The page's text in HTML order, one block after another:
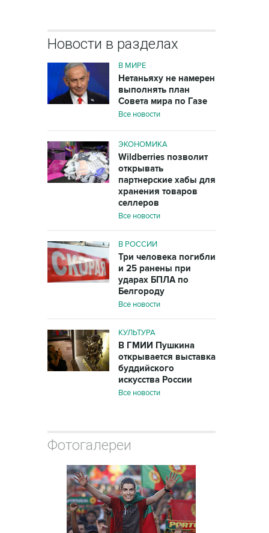
Новости в разделах
В МИРЕ
Нетаньяху не намерен
выполнять план
Совета мира по Газе
Все новости
ЭКОНОМИКА
Wildberries позволит
открывать
партнерские хабы для
хранения товаров
селлеров
Все новости
В РОССИИ
Три человека погибли
и 25 ранены при
ударах БПЛА по
Белгороду
Все новости
КУЛЬТУРА
В ГМИИ Пушкина
открывается выставка
буддийского
искусства России
Все новости
Фотогалереи